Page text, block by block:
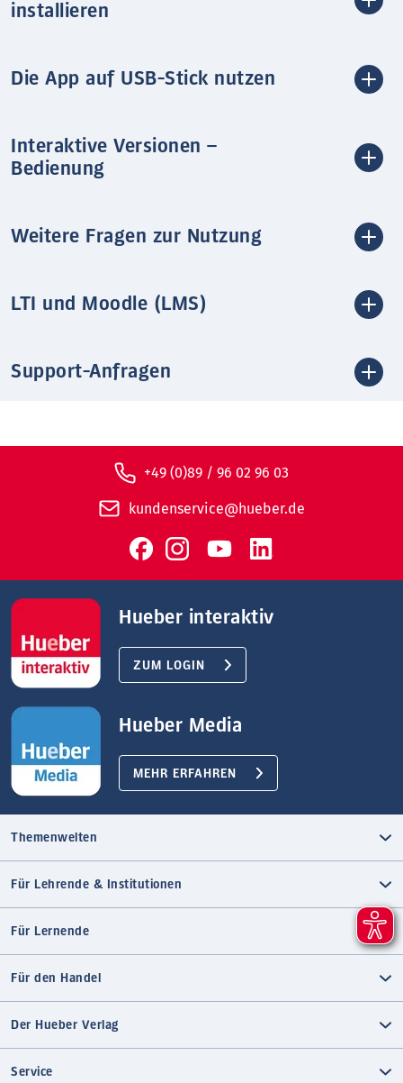
installieren
Die App auf USB-Stick nutzen
Interaktive Versionen –
Bedienung
Weitere Fragen zur Nutzung
LTI und Moodle (LMS)
Support-Anfragen
+49 (0)89 / 96 02 96 03
kundenservice@hueber.de
Hueber interaktiv
ZUM LOGIN
Hueber Media
MEHR ERFAHREN
Themenwelten
Für Lehrende & Institutionen
Für Lernende
Für den Handel
Der Hueber Verlag
Service